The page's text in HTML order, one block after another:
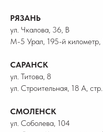
РЯЗАНЬ
ул. Чкалова, 36, В
М-5 Урал, 195-й километр,
САРАНСК
ул. Титова, 8
ул. Строительная, 18 А,
СМОЛЕНСК
ул. Соболева, 104